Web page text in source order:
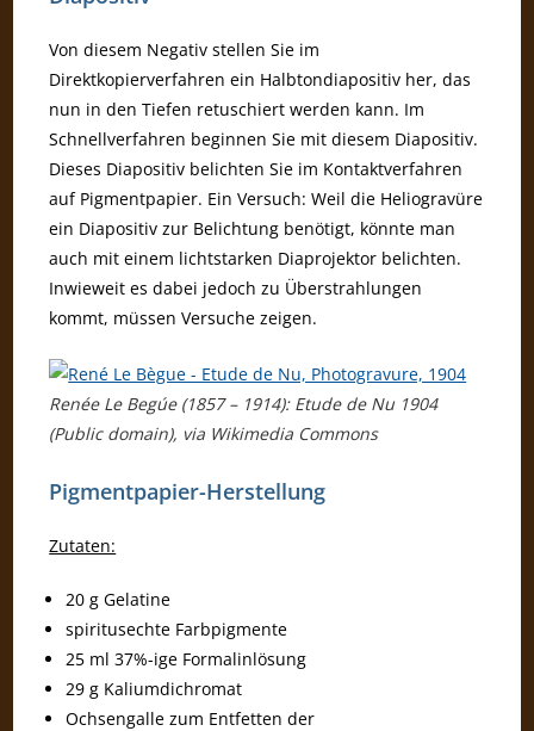
Von diesem Negativ stellen Sie im
Direktkopierverfahren ein Halbtondiapositiv her, das
nun in den Tiefen retuschiert werden kann. Im
Schnellverfahren beginnen Sie mit diesem Diapositiv.
Dieses Diapositiv belichten Sie im Kontaktverfahren
auf Pigmentpapier. Ein Versuch: Weil die Heliogravüre
ein Diapositiv zur Belichtung benötigt, könnte man
auch mit einem lichtstarken Diaprojektor belichten.
Inwieweit es dabei jedoch zu Überstrahlungen
kommt, müssen Versuche zeigen.
Renée Le Begúe (1857 – 1914): Etude de Nu 1904
(Public domain), via Wikimedia Commons
Pigmentpapier-Herstellung
Zutaten:
20 g Gelatine
spiritusechte Farbpigmente
25 ml 37%-ige Formalinlösung
29 g Kaliumdichromat
Ochsengalle zum Entfetten der